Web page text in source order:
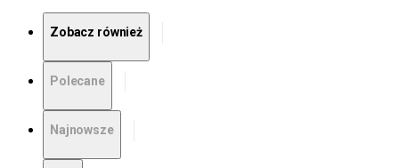
Zobacz również
Polecane
Najnowsze